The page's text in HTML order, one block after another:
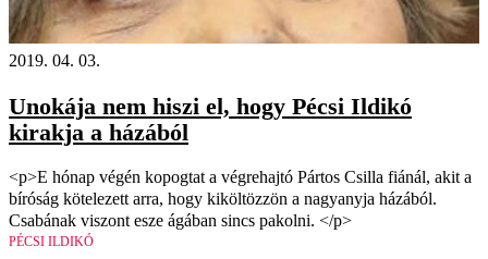
2019. 04. 03.
Unokája nem hiszi el, hogy Pécsi Ildikó
kirakja a házából
<p>E hónap végén kopogtat a végrehajtó Pártos Csilla fiánál, akit a
bíróság kötelezett arra, hogy kiköltözzön a nagyanyja házából.
Csabának viszont esze ágában sincs pakolni. </p>
PÉCSI ILDIKÓ